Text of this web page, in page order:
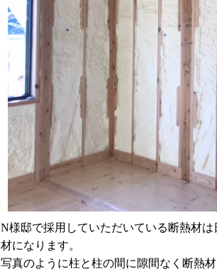
N様邸で採用していただいている断熱材
材になります。
写真のように柱と柱の間に隙間なく断熱材